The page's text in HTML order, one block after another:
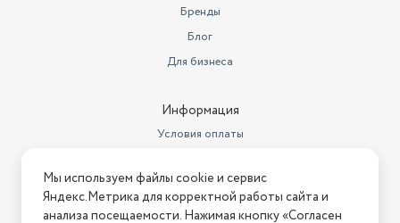
Объем товара в упаковке, в
Длина
97 мм
Ceramic Ion Technology,
Бренды
Блог
Для бизнеса
Информация
Условия оплаты
Условия возврата
Нашли ошибку на сайте? Напишите нам
Мы используем файлы cookie и сервис
Яндекс.Метрика для корректной работы сайта и
анализа посещаемости. Нажимая кнопку «Согласен